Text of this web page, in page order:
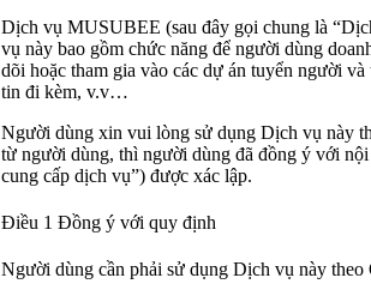
Dịch vụ MUSUBEE (sau đây gọi chung là
vụ này bao gồm chức năng để người dùng
dõi hoặc tham gia vào các dự án tuyển người
tin đi kèm, v.v…
Người dùng xin vui lòng sử dụng Dịch vụ này
từ người dùng, thì người dùng đã đồng ý với
cung cấp dịch vụ”) được xác lập.
Điều 1 Đồng ý với quy định
Người dùng cần phải sử dụng Dịch vụ này